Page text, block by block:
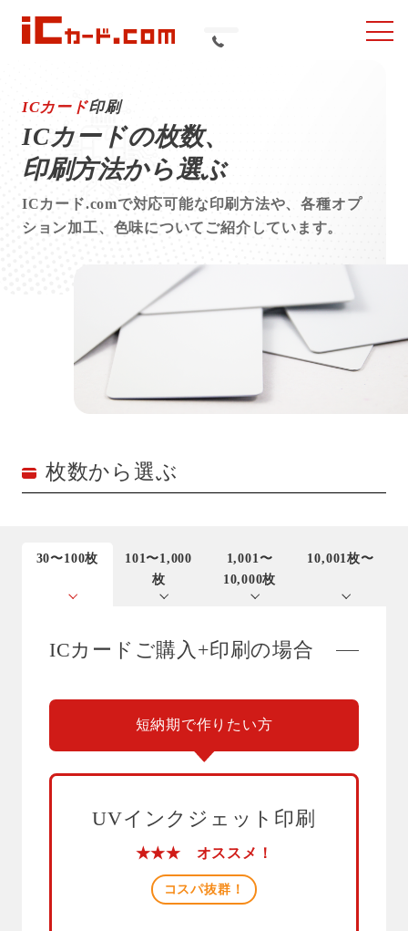
社
ICカード印刷
NFC について
ICカードの利⽤⽤途
ICカード製品 / サービス活⽤事例
よくある質問
お問い合わせ・サンプル請求
ナ
ICカード印刷
ICカードの枚数、
印刷方法から選ぶ
ICカード.comで対応可能な印刷方法や、各種オプ
ション加工、色味についてご紹介しています。
枚数から選ぶ
30〜100枚
101〜1,000
枚
1,001〜
10,000枚
10,001枚〜
ICカードご購入+印刷の場合
短納期で作りたい方
UVインクジェット印刷
★★★ オススメ！
コスパ抜群！